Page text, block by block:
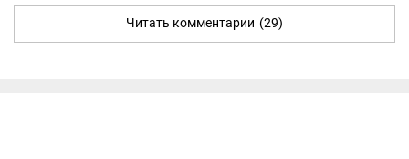
Читать комментарии (29)